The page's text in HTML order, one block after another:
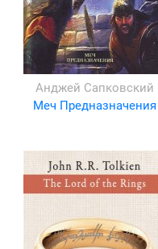
Анджей Сапковский
Меч Предназначения